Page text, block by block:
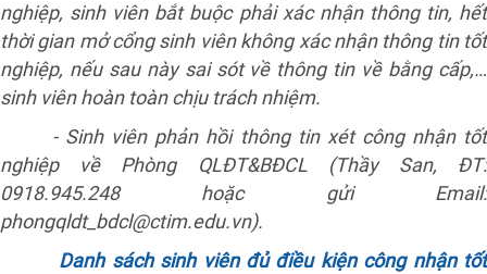
nghiệp, sinh viên bắt buộc phải xác nhận thông tin, hết
thời gian mở cổng sinh viên không xác nhận thông tin tốt
nghiệp, nếu sau này sai sót về thông tin về bằng cấp,…
sinh viên hoàn toàn chịu trách nhiệm.
- Sinh viên phản hồi thông tin xét công nhận tốt
nghiệp về Phòng QLĐT&BĐCL (Thầy San, ĐT:
0918.945.248 hoặc gửi Email:
phongqldt_bdcl@ctim.edu.vn).
Danh sách sinh viên đủ điều kiện công nhận tốt